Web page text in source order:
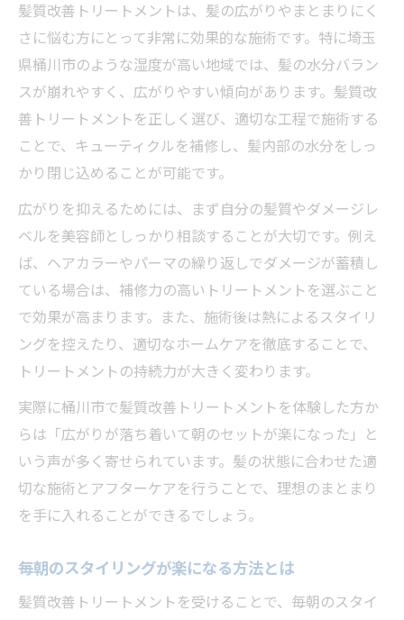
カウンセリングから仕上げまでの流れを知
る
桶川市で安心できる髪質改善トリートメン
トの選び方
髪質改善トリートメントの施術前に準備す
べきこと
髪質改善トリートメントの効果を最大限に
するポイント
ダメージを防ぐ髪質改善トリートメントの秘密
髪質改善トリートメントで髪のダメージを
最小限に
傷みを防ぐ髪質改善トリートメントの選び
方
ダメージを感じない髪質改善トリートメン
トの特徴
髪質改善トリートメント効果を長持ちさせ
る秘訣
髪質改善トリートメントと縮毛矯正の違い
髪質改善トリートメントで理想の仕上がり
を叶える
髪質改善トリートメントは、髪の広がりやまとまりにく
さに悩む方にとって非常に効果的な施術です。特に埼玉
県桶川市のような湿度が高い地域では、髪の水分バラン
スが崩れやすく、広がりやすい傾向があります。髪質改
善トリートメントを正しく選び、適切な工程で施術する
ことで、キューティクルを補修し、髪内部の水分をしっ
かり閉じ込めることが可能です。
広がりを抑えるためには、まず自分の髪質やダメージレ
ベルを美容師としっかり相談することが大切です。例え
ば、ヘアカラーやパーマの繰り返しでダメージが蓄積し
ている場合は、補修力の高いトリートメントを選ぶこと
で効果が高まります。また、施術後は熱によるスタイリ
ングを控えたり、適切なホームケアを徹底することで、
トリートメントの持続力が大きく変わります。
実際に桶川市で髪質改善トリートメントを体験した方か
らは「広がりが落ち着いて朝のセットが楽になった」と
いう声が多く寄せられています。髪の状態に合わせた適
切な施術とアフターケアを行うことで、理想のまとまり
を手に入れることができるでしょう。
毎朝のスタイリングが楽になる方法とは
髪質改善トリートメントを受けることで、毎朝のスタイ